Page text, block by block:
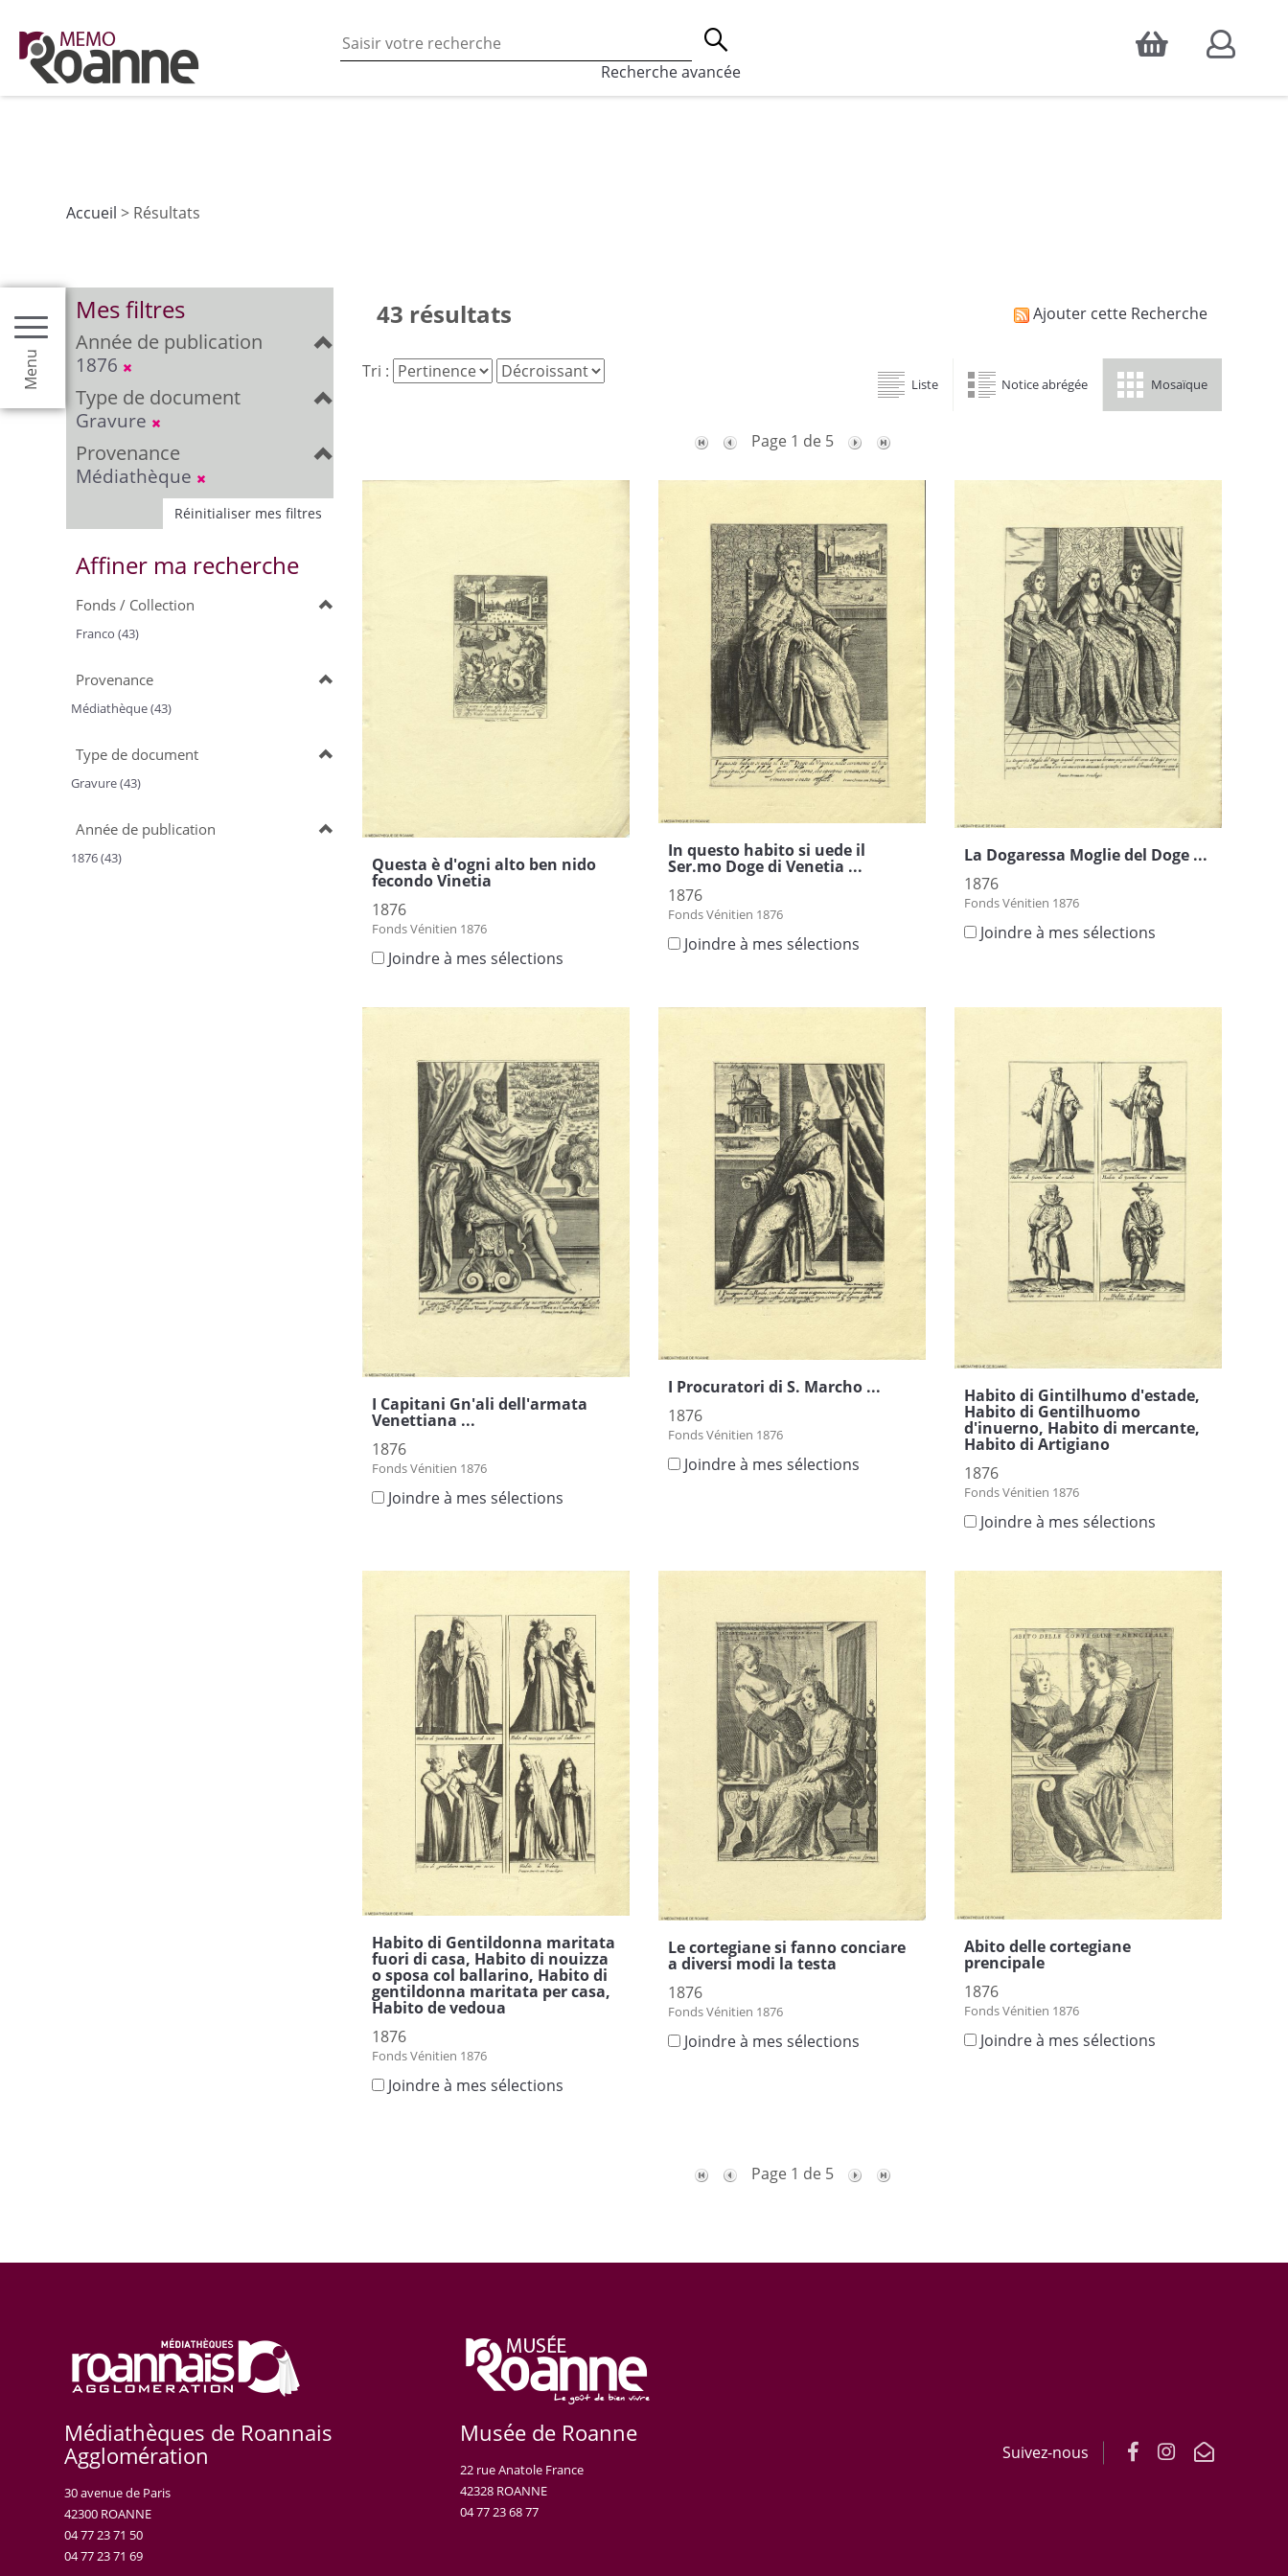
Accepter
En poursuivant votre navigation sur ce site vous acceptez l’utilisation des cookies, qui sont utilisés à des fins de statistiques d'audience, ainsi que pour
les fonctionnalités de partages de contenu sur les réseaux sociaux.
Recherche avancée
Menu
Accueil > Résultats
Mes filtres
Année de publication
1876
Type de document
Gravure
Provenance
Médiathèque
Réinitialiser mes filtres
Affiner ma recherche
Fonds / Collection
Franco (43)
Provenance
Médiathèque (43)
Type de document
Gravure (43)
Année de publication
1876 (43)
43 résultats Ajouter cette Recherche
Tri :
Liste Notice abrégée Mosaïque
Page 1 de 5
Questa è d'ogni alto ben nido
fecondo Vinetia
1876
Fonds Vénitien 1876
Joindre à mes sélections
In questo habito si uede il
Ser.mo Doge di Venetia ...
1876
Fonds Vénitien 1876
Joindre à mes sélections
La Dogaressa Moglie del Doge ...
1876
Fonds Vénitien 1876
Joindre à mes sélections
I Capitani Gn'ali dell'armata
Venettiana ...
1876
Fonds Vénitien 1876
Joindre à mes sélections
I Procuratori di S. Marcho ...
1876
Fonds Vénitien 1876
Joindre à mes sélections
Habito di Gintilhumo d'estade,
Habito di Gentilhuomo
d'inuerno, Habito di mercante,
Habito di Artigiano
1876
Fonds Vénitien 1876
Joindre à mes sélections
Habito di Gentildonna maritata
fuori di casa, Habito di nouizza
o sposa col ballarino, Habito di
gentildonna maritata per casa,
Habito de vedoua
1876
Fonds Vénitien 1876
Joindre à mes sélections
Le cortegiane si fanno conciare
a diversi modi la testa
1876
Fonds Vénitien 1876
Joindre à mes sélections
Abito delle cortegiane
prencipale
1876
Fonds Vénitien 1876
Joindre à mes sélections
Page 1 de 5
Médiathèques de Roannais
Agglomération
30 avenue de Paris
42300 ROANNE
04 77 23 71 50
04 77 23 71 69
Musée de Roanne
22 rue Anatole France
42328 ROANNE
04 77 23 68 77
Suivez-nous